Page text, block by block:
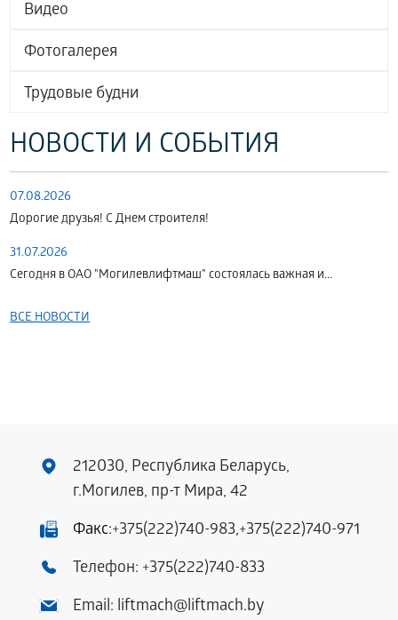
Видео
Фотогалерея
Трудовые будни
НОВОСТИ И СОБЫТИЯ
07.08.2026
Дорогие друзья! С Днем строителя!
31.07.2026
Сегодня в ОАО "Могилевлифтмаш" состоялась важная и...
ВСЕ НОВОСТИ
212030, Республика Беларусь,
г.Могилев, пр-т Мира, 42
Факс:+375(222)740-983,+375(222)740-971
Телефон: +375(222)740-833
Email: liftmach@liftmach.by